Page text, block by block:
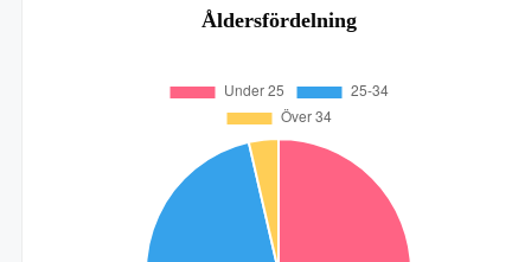
Åldersfördelning